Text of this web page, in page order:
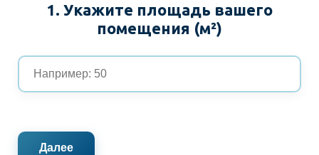
1. Укажите площадь вашего
помещения (м²)
Далее